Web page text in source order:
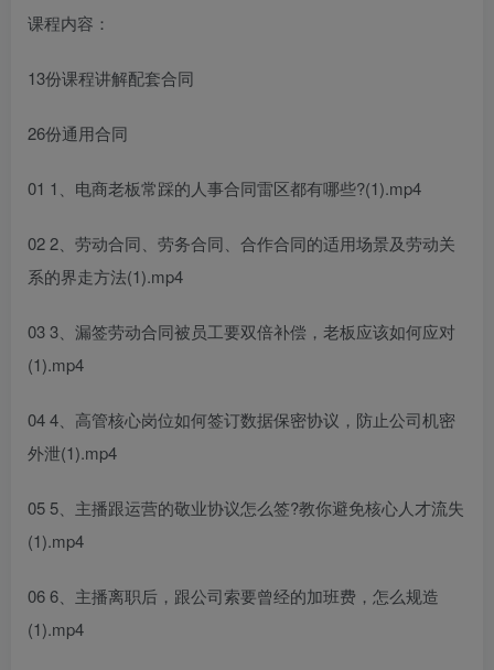
课程内容：
13份课程讲解配套合同
26份通用合同
01 1、电商老板常踩的人事合同雷区都有哪些?(1).mp4
02 2、劳动合同、劳务合同、合作合同的适用场景及劳动关
系的界走方法(1).mp4
03 3、漏签劳动合同被员工要双倍补偿，老板应该如何应对
(1).mp4
04 4、高管核心岗位如何签订数据保密协议，防止公司机密
外泄(1).mp4
05 5、主播跟运营的敬业协议怎么签?教你避免核心人才流失
(1).mp4
06 6、主播离职后，跟公司索要曾经的加班费，怎么规造
(1).mp4